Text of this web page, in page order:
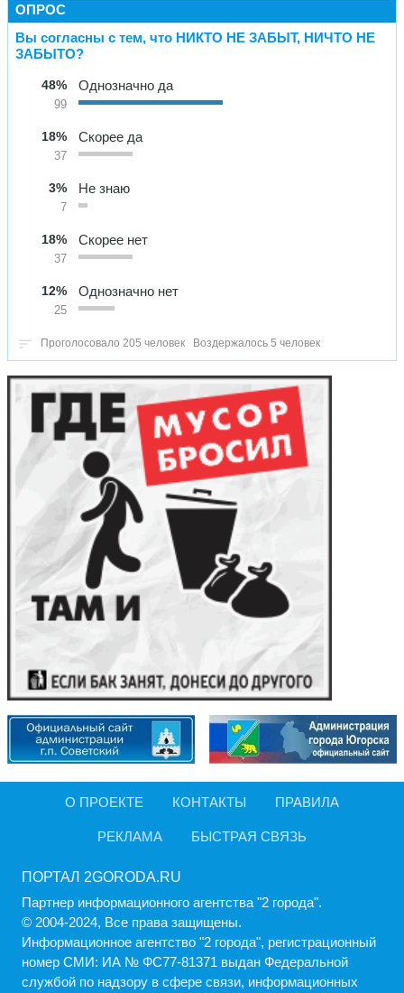
ОПРОС
Вы согласны с тем, что НИКТО НЕ ЗАБЫТ, НИЧТО НЕ
ЗАБЫТО?
48%
99
Однозначно да
18%
37
Скорее да
3%
7
Не знаю
18%
37
Скорее нет
12%
25
Однозначно нет
Проголосовало 205 человек Воздержалось 5 человек
О ПРОЕКТЕ КОНТАКТЫ ПРАВИЛА
РЕКЛАМА БЫСТРАЯ СВЯЗЬ
ПОРТАЛ 2GORODA.RU
Партнер информационного агентства "2 города".
© 2004-2024, Все права защищены.
Информационное агентство "2 города", регистрационный
номер СМИ: ИА № ФС77-81371 выдан Федеральной
службой по надзору в сфере связи, информационных